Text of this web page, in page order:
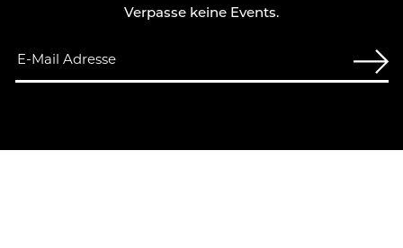
Verpasse keine Events.